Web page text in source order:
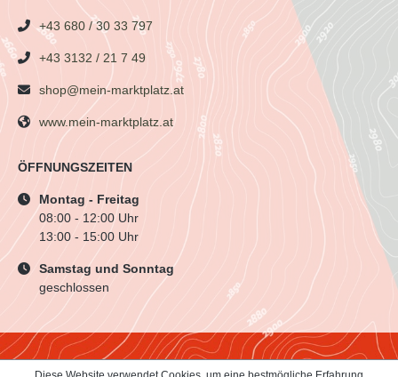
+43 680 / 30 33 797
+43 3132 / 21 7 49
shop@mein-marktplatz.at
www.mein-marktplatz.at
ÖFFNUNGSZEITEN
Montag - Freitag
08:00 - 12:00 Uhr
13:00 - 15:00 Uhr
Samstag und Sonntag
geschlossen